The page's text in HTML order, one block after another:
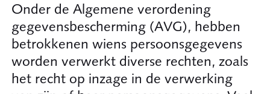
Onder de Algemene verordening
gegevensbescherming (AVG), hebben
betrokkenen wiens persoonsgegevens
worden verwerkt diverse rechten, zoals
het recht op inzage in de verwerking